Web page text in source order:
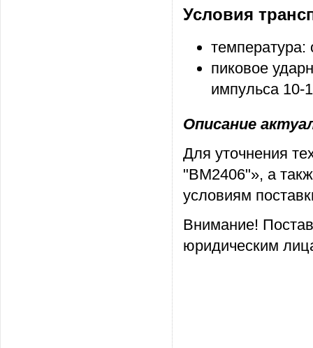
Условия
пиковое
импульса 10-
Описание
Для уточнения
"ВМ2406"», а
условиям
Внимание!
юридическим